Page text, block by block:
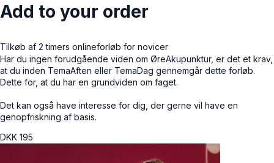
Add to your order
Tilkøb af 2 timers onlineforløb for novicer
Har du ingen forudgående viden om ØreAkupunktur, er det et krav,
at du inden TemaAften eller TemaDag gennemgår dette forløb.
Dette for, at du har en grundviden om faget.
Det kan også have interesse for dig, der gerne vil have en
genopfriskning af basis.
DKK 195